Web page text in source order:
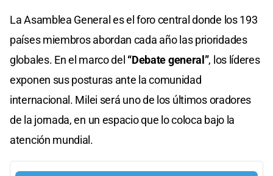
La Asamblea General es el foro central donde los 193
países miembros abordan cada año las prioridades
globales. En el marco del “Debate general”, los líderes
exponen sus posturas ante la comunidad
internacional. Milei será uno de los últimos oradores
de la jornada, en un espacio que lo coloca bajo la
atención mundial.